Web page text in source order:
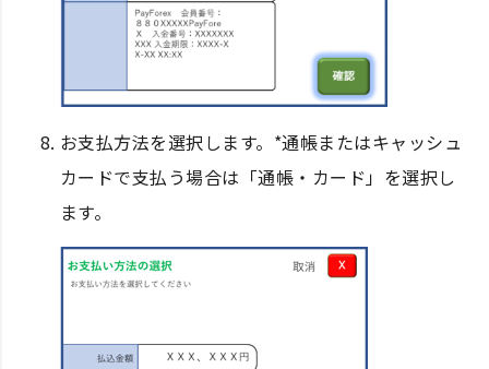
お支払方法を選択します。*通帳またはキャッシュ
カードで支払う場合は「通帳・カード」を選択し
ます。